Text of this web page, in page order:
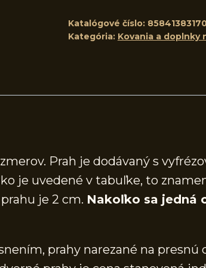
Katalógové číslo:
Kategória: Kovania a doplnky
Prah je dodávaný s
je uvedené v tabuľke, to
je 2 cm. Nakoľko sa jedná
prahy narezané na